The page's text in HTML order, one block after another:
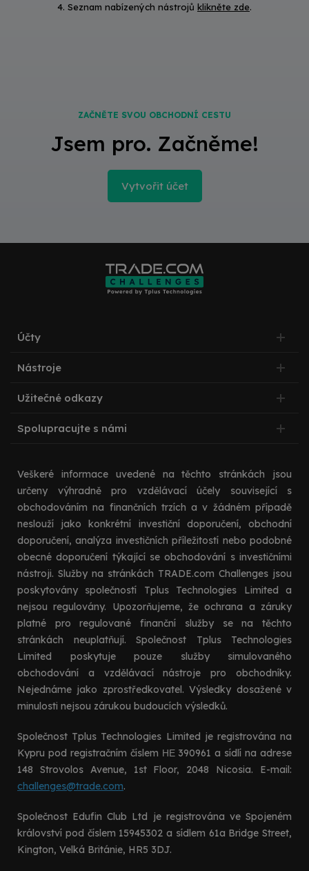
4. Seznam nabízených nástrojů klikněte zde.
ZAČNĚTE SVOU OBCHODNÍ CESTU
Jsem pro. Začněme!
Vytvořit účet
Účty
Nástroje
Užitečné odkazy
Spolupracujte s námi
Veškeré informace uvedené na těchto stránkách jsou
určeny výhradně pro vzdělávací účely související s
obchodováním na finančních trzích a v žádném případě
neslouží jako konkrétní investiční doporučení, obchodní
doporučení, analýza investičních příležitostí nebo podobné
obecné doporučení týkající se obchodování s investičními
nástroji. Služby na stránkách TRADE.com Challenges jsou
poskytovány společností Tplus Technologies Limited a
nejsou regulovány. Upozorňujeme, že ochrana a záruky
platné pro regulované finanční služby se na těchto
stránkách neuplatňují. Společnost Tplus Technologies
Limited poskytuje pouze služby simulovaného
obchodování a vzdělávací nástroje pro obchodníky.
Nejednáme jako zprostředkovatel. Výsledky dosažené v
minulosti nejsou zárukou budoucích výsledků.
Společnost Tplus Technologies Limited je registrována na
Kypru pod registračním číslem ΗΕ 390961 a sídlí na adrese
148 Strovolos Avenue, 1st Floor, 2048 Nicosia. E-mail:
challenges@trade.com.
Společnost Edufin Club Ltd je registrována ve Spojeném
království pod číslem 15945302 a sídlem 61a Bridge Street,
Kington, Velká Británie, HR5 3DJ.